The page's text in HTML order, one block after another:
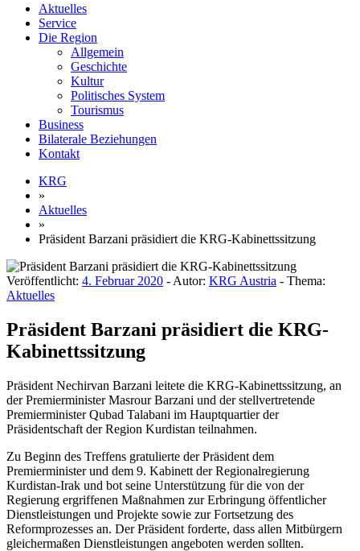
Aktuelles
Service
Die Region
Allgemein
Geschichte
Kultur
Politisches System
Tourismus
Business
Bilaterale Beziehungen
Kontakt
KRG
»
Aktuelles
»
Präsident Barzani präsidiert die KRG-Kabinettssitzung
Veröffentlicht: 4. Februar 2020 - Autor: KRG Austria - Thema:
Aktuelles
Präsident Barzani präsidiert die KRG-
Kabinettssitzung
Präsident Nechirvan Barzani leitete die KRG-Kabinettssitzung, an
der Premierminister Masrour Barzani und der stellvertretende
Premierminister Qubad Talabani im Hauptquartier der
Präsidentschaft der Region Kurdistan teilnahmen.
Zu Beginn des Treffens gratulierte der Präsident dem
Premierminister und dem 9. Kabinett der Regionalregierung
Kurdistan-Irak und bot seine Unterstützung für die von der
Regierung ergriffenen Maßnahmen zur Erbringung öffentlicher
Dienstleistungen und Projekte sowie zur Fortsetzung des
Reformprozesses an. Der Präsident forderte, dass allen Mitbürgern
gleichermaßen Dienstleistungen angeboten werden sollten.